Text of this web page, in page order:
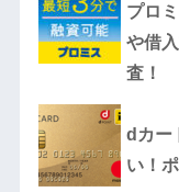
プロ
や借
査！
dカー
い！